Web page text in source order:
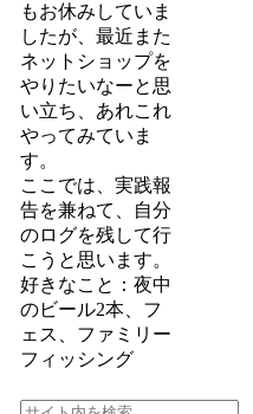
もお休みしていま
したが、最近また
ネットショップを
やりたいなーと思
い立ち、あれこれ
やってみていま
す。
ここでは、実践報
告を兼ねて、自分
のログを残して行
こうと思います。
好きなこと：夜中
のビール2本、フ
ェス、ファミリー
フィッシング